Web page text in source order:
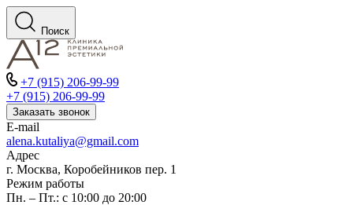
Поиск
+7 (915) 206-99-99
+7 (915) 206-99-99
Заказать звонок
E-mail
alena.kutaliya@gmail.com
Адрес
г. Москва, Коробейников пер. 1
Режим работы
Пн. – Пт.: с 10:00 до 20:00